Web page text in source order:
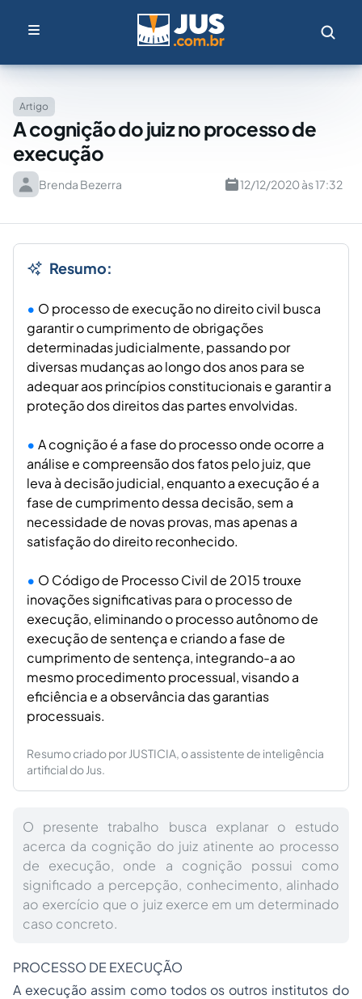
Artigo
A cognição do juiz no processo de
execução
Brenda Bezerra 12/12/2020 às 17:32
Resumo:
O processo de execução no direito civil busca
garantir o cumprimento de obrigações
determinadas judicialmente, passando por
diversas mudanças ao longo dos anos para se
adequar aos princípios constitucionais e garantir a
proteção dos direitos das partes envolvidas.
A cognição é a fase do processo onde ocorre a
análise e compreensão dos fatos pelo juiz, que
leva à decisão judicial, enquanto a execução é a
fase de cumprimento dessa decisão, sem a
necessidade de novas provas, mas apenas a
satisfação do direito reconhecido.
O Código de Processo Civil de 2015 trouxe
inovações significativas para o processo de
execução, eliminando o processo autônomo de
execução de sentença e criando a fase de
cumprimento de sentença, integrando-a ao
mesmo procedimento processual, visando a
eficiência e a observância das garantias
processuais.
Resumo criado por JUSTICIA, o assistente de inteligência
artificial do Jus.
O presente trabalho busca explanar o estudo
acerca da cognição do juiz atinente ao processo
de execução, onde a cognição possui como
significado a percepção, conhecimento, alinhado
ao exercício que o juiz exerce em um determinado
caso concreto.
PROCESSO DE EXECUÇÃO
A execução assim como todos os outros institutos do